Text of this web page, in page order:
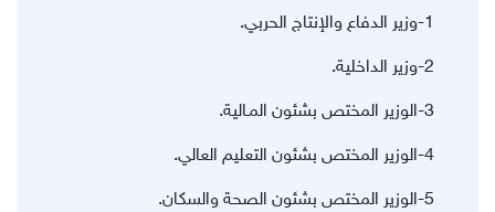
1-وزير الدفاع والإنتاج الحربي.
2-وزير الداخلية.
3-الوزير المختص بشئون المـالية.
4-الوزير المختص بشئون التعليم العالي.
5-الوزير المختص بشئون الصحة والسكان.